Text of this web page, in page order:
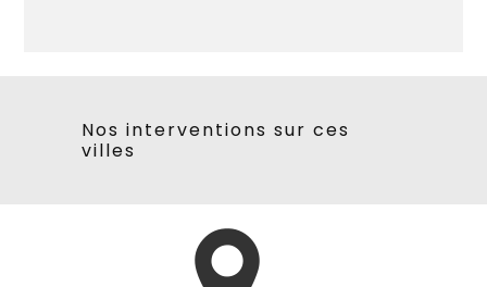
Nos interventions sur ces
villes